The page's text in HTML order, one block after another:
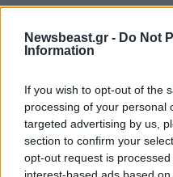
Newsbeast.gr - Do Not
Information
If you wish to opt-out of the
processing of your personal
targeted advertising by us,
section to confirm your
opt-out request is
interest-based ads based